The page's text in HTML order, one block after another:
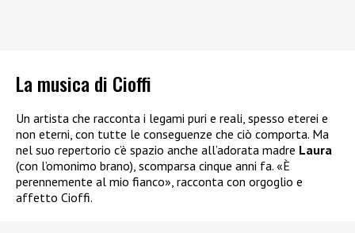
La musica di Cioffi
Un artista che racconta i legami puri e reali, spesso eterei e
non eterni, con tutte le conseguenze che ciò comporta. Ma
nel suo repertorio c’è spazio anche all’adorata madre Laura
(con l’omonimo brano), scomparsa cinque anni fa. «È
perennemente al mio fianco», racconta con orgoglio e
affetto Cioffi.